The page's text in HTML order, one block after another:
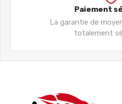
Paiement
La garantie de
totalement